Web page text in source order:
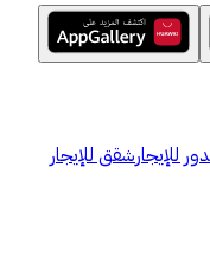
دور للإيجارشقق للإيجار